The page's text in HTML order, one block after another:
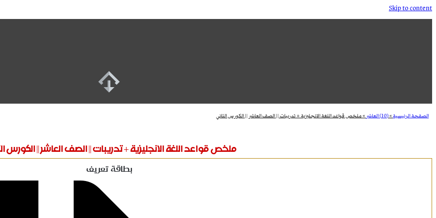
Skip to content
الصفحة الرئيسية»(10) العاشر »ملخص قواعد اللغة الانجليزية + تدريبات || الصف العاشر || الكورس الثاني
ملخص قواعد اللغة الانجليزية + تدريبات || الصف العاشر || الكورس
بطاقة تعريف